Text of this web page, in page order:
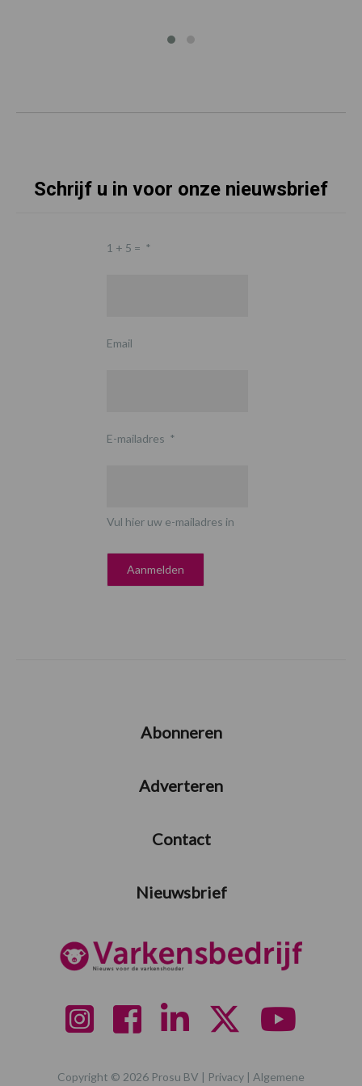
Schrijf u in voor onze nieuwsbrief
1 + 5 = *
Email
E-mailadres *
Vul hier uw e-mailadres in
Abonneren
Adverteren
Contact
Nieuwsbrief
Copyright © 2026 Prosu BV | Privacy | Algemene